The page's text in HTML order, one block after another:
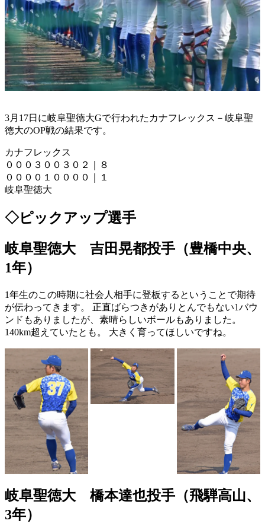
3月17日に岐阜聖徳大Gで行われたカナフレックス－岐阜聖
徳大のOP戦の結果です。
カナフレックス
０００３００３０２｜８
００００１００００｜１
岐阜聖徳大
◇ピックアップ選手
岐阜聖徳大 吉田晃都投手（豊橋中央、
1年）
1年生のこの時期に社会人相手に登板するということで期待
が伝わってきます。 正直ばらつきがありとんでもない1バウ
ンドもありましたが、素晴らしいボールもありました。
140km超えていたとも。 大きく育ってほしいですね。
岐阜聖徳大 橋本達也投手（飛騨高山、
3年）